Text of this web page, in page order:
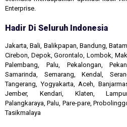
Enterprise.
Hadir Di Seluruh Indonesia
Jakarta, Bali, Balikpapan, Bandung,
Cirebon, Depok, Gorontalo, Lombok,
Palembang, Palu, Pekalongan,
Samarinda, Semarang, Kendal,
Tangerang, Yogyakarta, Aceh,
Jember, Kendari, Klaten,
Palangkaraya, Palu, Pare-pare,
Tasikmalaya